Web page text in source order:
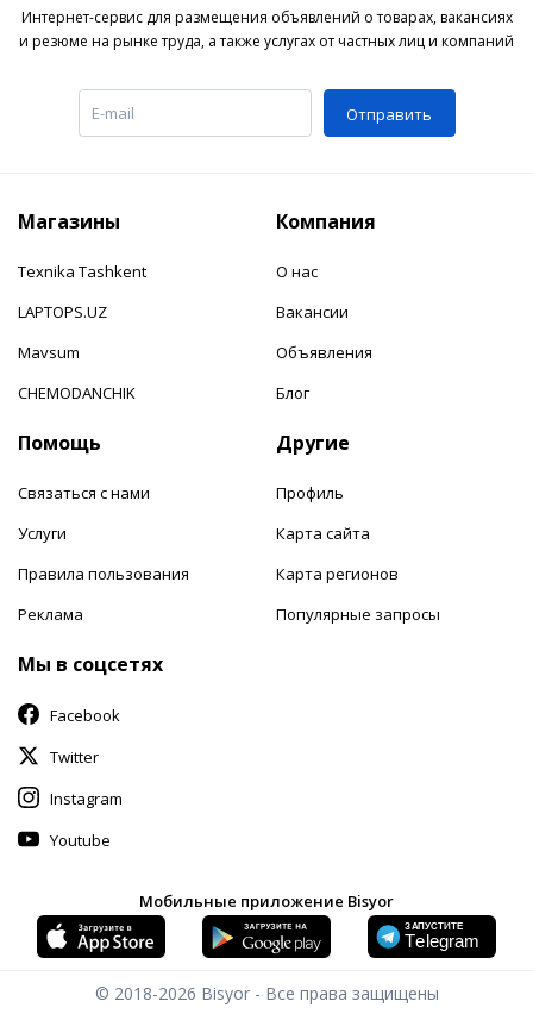
Интернет-сервис для размещения объявлений о товарах, вакансиях
и резюме на рынке труда, а также услугах от частных лиц и компаний
Отправить
Магазины
Texnika Tashkent
LAPTOPS.UZ
Mavsum
CHEMODANCHIK
Компания
О нас
Вакансии
Объявления
Блог
Помощь
Связаться с нами
Услуги
Правила пользования
Реклама
Другие
Профиль
Карта сайта
Карта регионов
Популярные запросы
Мы в соцсетях
Facebook
Twitter
Instagram
Youtube
Мобильные приложение Bisyor
© 2018-2026 Bisyor - Все права защищены